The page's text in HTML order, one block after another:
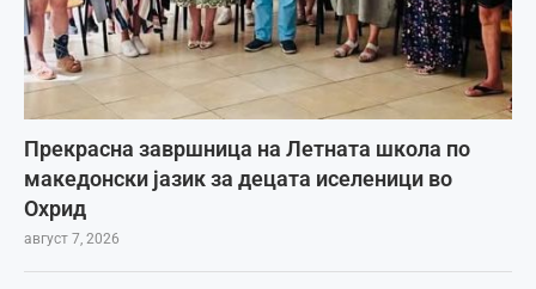
Прекрасна завршница на Летната школа по
македонски јазик за децата иселеници во
Охрид
август 7, 2026